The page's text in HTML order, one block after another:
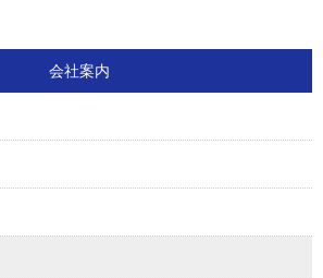
会社案内